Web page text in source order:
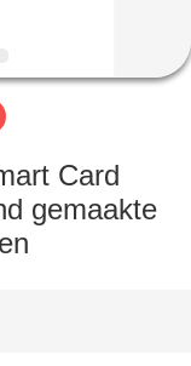
Card
gemaakte